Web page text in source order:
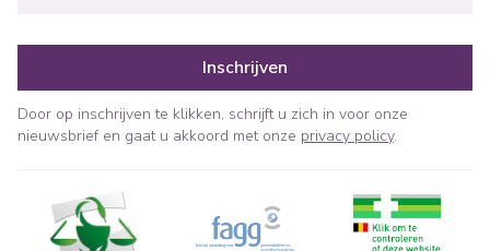
Inschrijven
Door op inschrijven te klikken, schrijft u zich in voor onze
nieuwsbrief en gaat u akkoord met onze privacy policy.